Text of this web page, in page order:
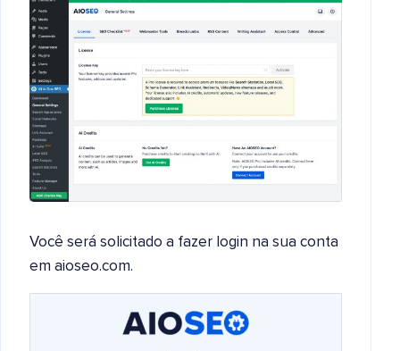
Você será solicitado a fazer login na sua conta
em aioseo.com.